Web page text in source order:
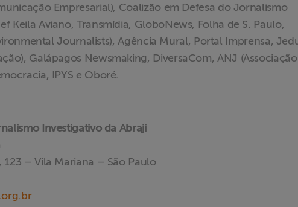
Empresarial), Coalizão em Defesa do Jornalismo
Keila Aviano, Transmídia, GloboNews, Folha de S. Paulo,
Journalists), Agência Mural, Portal Imprensa,
Galápagos Newsmaking, DiversaCom, ANJ (Associação
IPYS e Oboré.
Investigativo da Abraji
123 – Vila Mariana – São Paulo